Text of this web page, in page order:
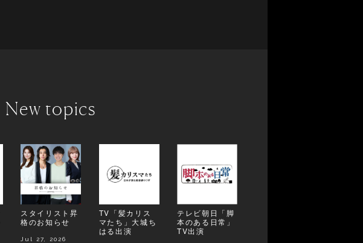
New topics
スタイリスト昇
格のお知らせ
Jul 27, 2026
TV「髪カリス
マたち」大城ち
はる出演
テレビ朝日「脚
本のある日常」
TV出演